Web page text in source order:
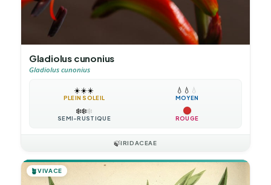
Gladiolus cunonius
Gladiolus cunonius
☀️☀️☀️
PLEIN SOLEIL
💧 💧 💧
MOYEN
❄️❄️❄️
SEMI-RUSTIQUE ROUGE
🍃IRIDACEAE
🪴VIVACE